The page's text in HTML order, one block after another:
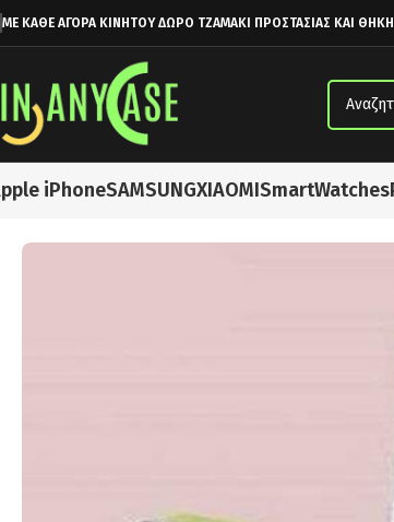
ΜΕ ΚΑΘΕ ΑΓΟΡΑ ΚΙΝΗΤΟΥ ΔΩΡΟ ΤΖΑΜΑΚΙ ΠΡΟΣΤΑΣΙΑΣ ΚΑΙ ΘΗΚΗ
iPhoneSAMSUNGXIAOMISmartWatches
Αρχική σελίδα Φορτιστές APPLE WATCH 2 in 1